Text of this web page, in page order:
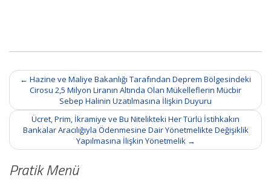
Post
navigation
← Hazine ve Maliye Bakanlığı Tarafından Deprem Bölgesindeki
Cirosu 2,5 Milyon Liranın Altında Olan Mükelleflerin Mücbir
Sebep Halinin Uzatılmasına İlişkin Duyuru
Ücret, Prim, İkramiye ve Bu Nitelikteki Her Türlü İstihkakın
Bankalar Aracılığıyla Ödenmesine Dair Yönetmelikte Değişiklik
Yapılmasına İlişkin Yönetmelik →
Pratik Menü